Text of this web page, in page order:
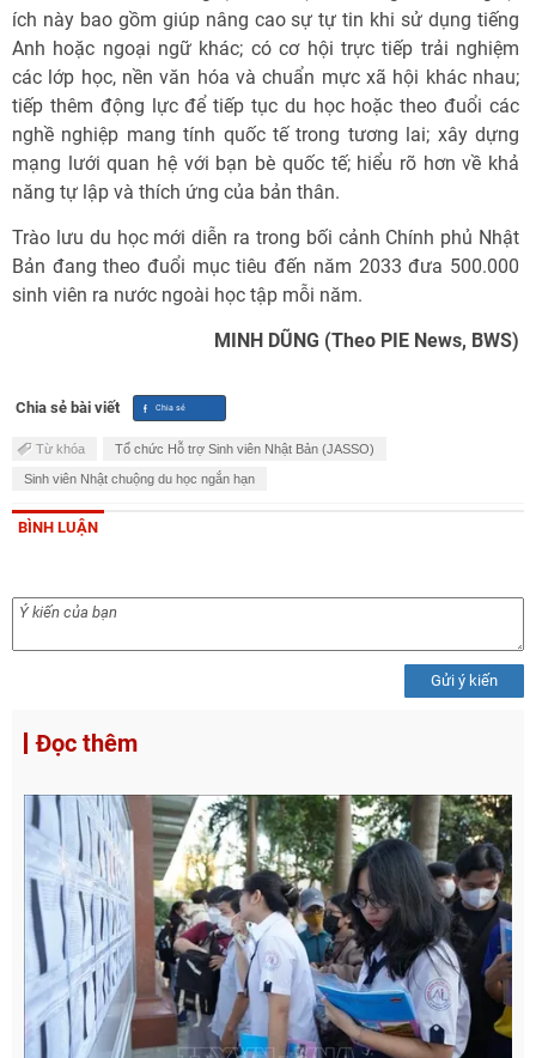
ích này bao gồm giúp nâng cao sự tự tin khi sử dụng tiếng
Anh hoặc ngoại ngữ khác; có cơ hội trực tiếp trải nghiệm
các lớp học, nền văn hóa và chuẩn mực xã hội khác nhau;
tiếp thêm động lực để tiếp tục du học hoặc theo đuổi các
nghề nghiệp mang tính quốc tế trong tương lai; xây dựng
mạng lưới quan hệ với bạn bè quốc tế; hiểu rõ hơn về khả
năng tự lập và thích ứng của bản thân.
Trào lưu du học mới diễn ra trong bối cảnh Chính phủ Nhật
Bản đang theo đuổi mục tiêu đến năm 2033 đưa 500.000
sinh viên ra nước ngoài học tập mỗi năm.
MINH DŨNG (Theo PIE News, BWS)
Chia sẻ bài viết
Từ khóa Tổ chức Hỗ trợ Sinh viên Nhật Bản (JASSO)
Sinh viên Nhật chuộng du học ngắn hạn
BÌNH LUẬN
Gửi ý kiến
Đọc thêm